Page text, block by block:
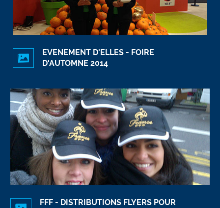
EVENEMENT D'ELLES - FOIRE
D'AUTOMNE 2014
FFF - DISTRIBUTIONS FLYERS POUR